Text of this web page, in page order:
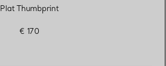
Plat Thumbprint
€ 170